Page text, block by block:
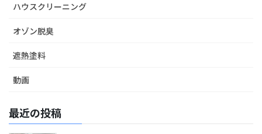
ハウスクリーニング
オゾン脱臭
遮熱塗料
動画
最近の投稿